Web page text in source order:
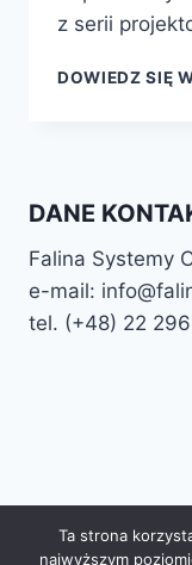
z serii
DOWIEDZ SIĘ
DANE
Falina Systemy
e-mail:
tel. (+48) 22
Ta strona
najwyższym